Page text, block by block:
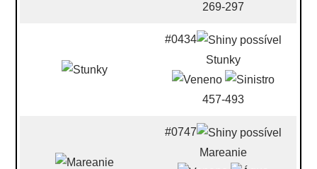
269-297
#0434
Stunky
457-493
#0747
Mareanie